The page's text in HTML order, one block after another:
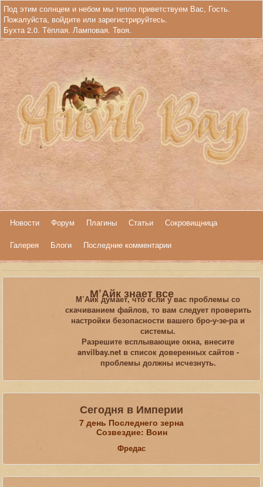
Под этим солнцем и небом мы тепло приветствуем Вас, Гость.
Пожалуйста, войдите или зарегистрируйтесь.
Бухта 2.0. Тёплая. Ламповая. Твоя.
Новости Форум Плагины Статьи
Сокровищница
Галерея
Блоги Последние комментарии
М’Айк знает все
М’Айк думает, что если у вас проблемы со
скачиванием файлов, то вам следует проверить
настройки безопасности вашего бро-у-зе-ра и
системы.
Разрешите всплывающие окна, внесите
anvilbay.net в список доверенных сайтов -
проблемы должны исчезнуть.
Сегодня в Империи
7 день Последнего зерна
Созвездие: Воин
Фредас